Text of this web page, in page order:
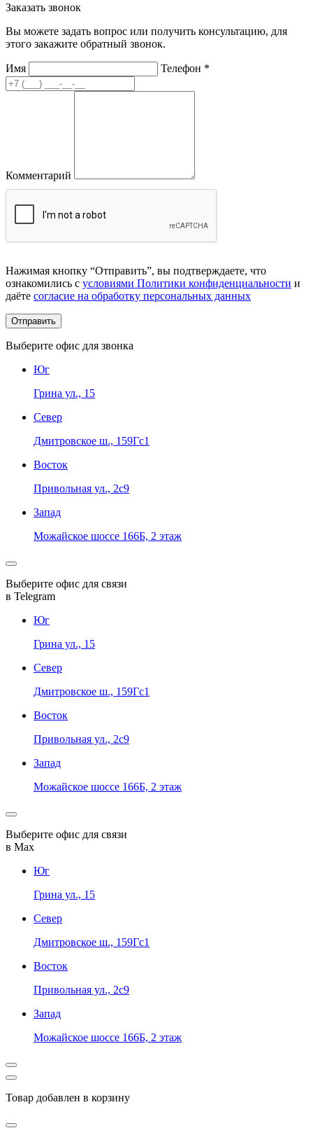
Заказать звонок
Вы можете задать вопрос или получить консультацию, для
этого закажите обратный звонок.
Имя Телефон *
Комментарий
Нажимая кнопку “Отправить”, вы подтверждаете, что
ознакомились с условиями Политики конфиденциальности и
даёте согласие на обработку персональных данных
Выберите офис для звонка
Юг
Грина ул., 15
Север
Дмитровское ш., 159Гс1
Восток
Привольная ул., 2с9
Запад
Можайское шоссе 166Б, 2 этаж
Выберите офис для связи
в Telegram
Юг
Грина ул., 15
Север
Дмитровское ш., 159Гс1
Восток
Привольная ул., 2с9
Запад
Можайское шоссе 166Б, 2 этаж
Выберите офис для связи
в Max
Юг
Грина ул., 15
Север
Дмитровское ш., 159Гс1
Восток
Привольная ул., 2с9
Запад
Можайское шоссе 166Б, 2 этаж
Товар добавлен в корзину